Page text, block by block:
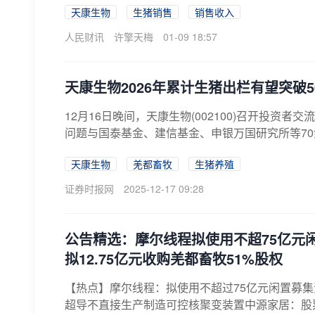
天康生物 生猪销售
销售收入
人民财讯
许擎天梅 01-09 18:57
天康生物2026年累计生猪出栏有望突
12月16日晚间，天康生物(002100)召开投资者交
问题与国泰基金、建信基金、申银万国研究所等
天康生物 羌都畜牧
生猪养殖
证券时报网
2025-12-17 09:28
公告精选：摩尔线程拟使用不超75亿元
拟12.75亿元收购羌都畜牧51%股权
【热点】摩尔线程：拟使用不超过75亿元闲置募
超导不直接生产制造可控核聚变装置中源家居：